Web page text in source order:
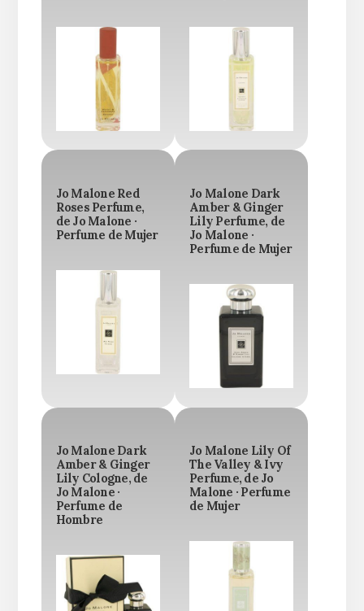
Jo Malone Red
Roses Perfume,
de Jo Malone ·
Perfume de Mujer
Jo Malone Dark
Amber & Ginger
Lily Perfume, de
Jo Malone ·
Perfume de Mujer
Jo Malone Dark
Amber & Ginger
Lily Cologne, de
Jo Malone ·
Perfume de
Hombre
Jo Malone Lily Of
The Valley & Ivy
Perfume, de Jo
Malone · Perfume
de Mujer